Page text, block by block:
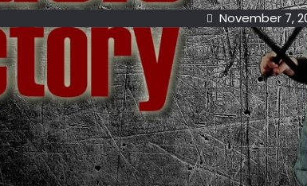
November 7,